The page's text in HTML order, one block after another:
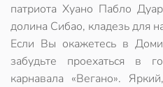
патриота Хуано Пабло
долина Сибао, кладезь для
Если Вы окажетесь в
забудьте проехаться в
карнавала «Вегано».